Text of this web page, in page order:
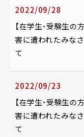
2022/09/28
【在学生・受験生
害に遭われたみな
て
2022/09/23
【在学生・受験生
害に遭われたみな
て